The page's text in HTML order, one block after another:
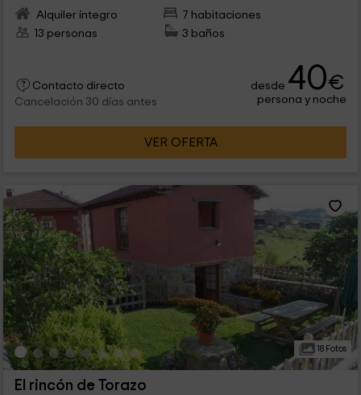
Alquiler íntegro
7 habitaciones
13 personas
3 baños
Contacto directo
Cancelación 30 días antes
desde 40€
persona y noche
VER OFERTA
18 Fotos
El rincón de Torazo